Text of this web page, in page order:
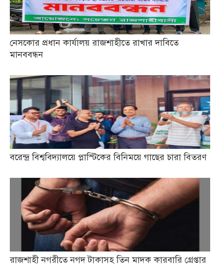
নেসকোর প্রধান কার্যালয় রাজশাহীতে রাখার দাবিতে
মানববন্ধন
বরেন্দ্র বিশ্ববিদ্যালয়ে প্লাস্টিকের বিনিময়ে গাছের চারা বিতরণ
রাজশাহী নগরীতে নগদ টাকাসহ তিন মাদক কারবারি গ্রেপ্তার